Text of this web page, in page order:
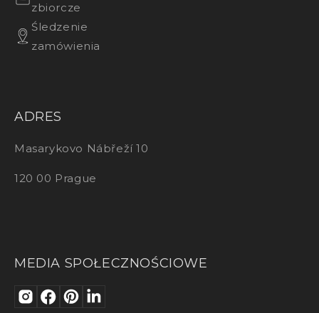
zbiorcze
Śledzenie
zamówienia
ADRES
Masarykovo Nábřeží 10
120 00 Prague
MEDIA SPOŁECZNOŚCIOWE